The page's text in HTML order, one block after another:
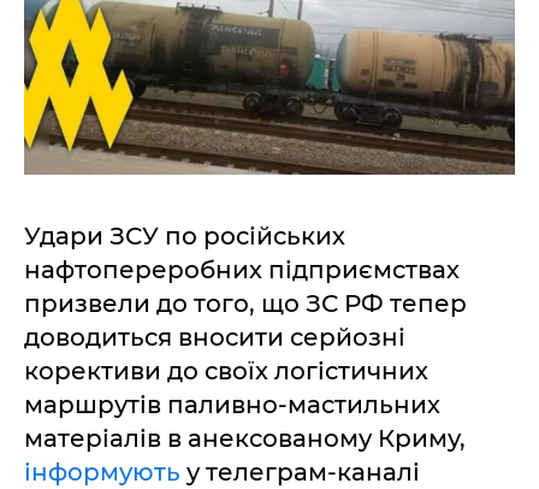
Удари ЗСУ по російських
нафтопереробних підприємствах
призвели до того, що ЗС РФ тепер
доводиться вносити серйозні
корективи до своїх логістичних
маршрутів паливно-мастильних
матеріалів в анексованому Криму,
інформують у телеграм-каналі